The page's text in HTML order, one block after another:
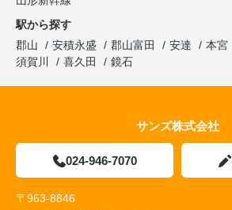
駅から探す
郡山
安積永盛 郡山富田 安達 本宮
須賀川
喜久田 鏡石
サンズ株式会社
024-946-7070
〒963-8846